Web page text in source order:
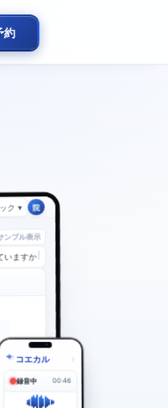
約
ク ▾ 院
ンプル表示
飲めてい
コエカル
録音中 00:49